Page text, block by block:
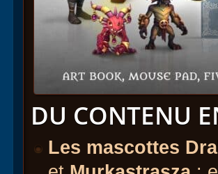
DU CONTENU
Les mascottes